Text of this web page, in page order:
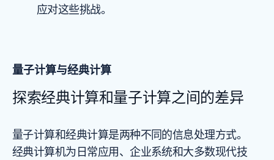
应对这些挑战。
量子计算与经典计算
探索经典计算和量子计算之间的差异
量子计算和经典计算是两种不同的信息处理方式。
经典计算机为日常应用、企业系统和大多数现代技